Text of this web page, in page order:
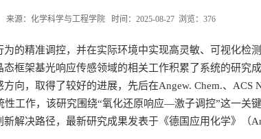
来源：化学科学与工程学院 时间：2025-08-27 浏览： 376
的精准调控，并在实际环境中实现高灵敏、可视化检
框架基光响应传感领域的相关工作积累了系统的研究
向，取得了较好的进展，先后在Angew. Chem.、ACS
工作，该研究围绕“氧化还原响应—激子调控”这一关
解决路径，最新研究成果发表于《德国应用化学》（